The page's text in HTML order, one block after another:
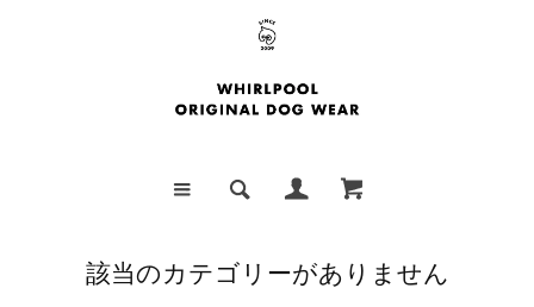
該当のカテゴリーがありません